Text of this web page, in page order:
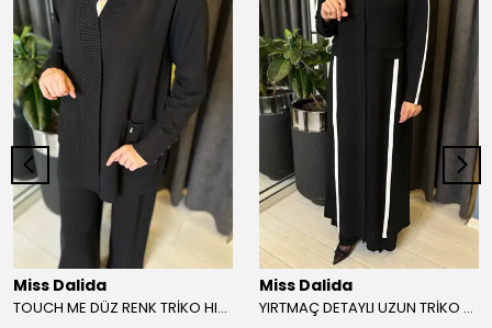
Miss Dalida
TOUCH ME DÜZ RENK TRİKO HIRKA
Miss Dalida
YIRTMAÇ DETAYLI UZUN TRİKO HIRKA